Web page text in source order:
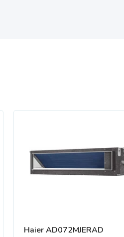
Haier AD072MJERAD